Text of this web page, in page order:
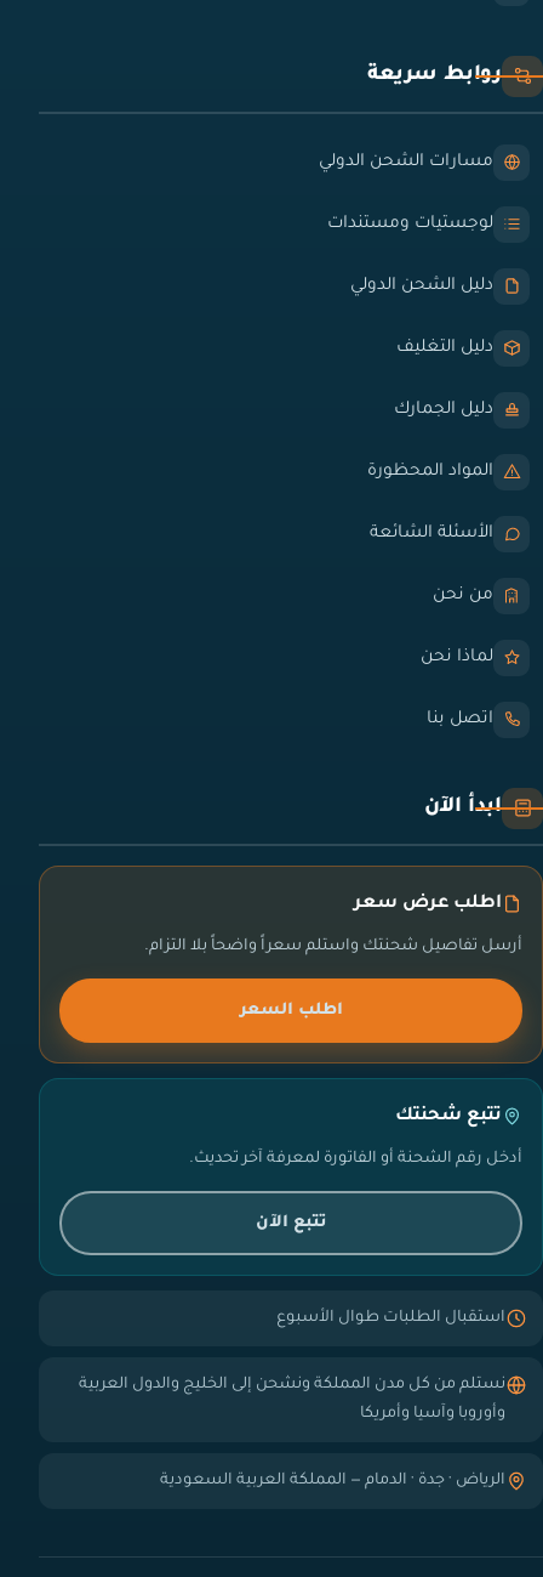
روابط سريعة
مسارات الشحن الدولي
لوجستيات ومستندات
دليل الشحن الدولي
دليل التغليف
دليل الجمارك
المواد المحظورة
الأسئلة الشائعة
من نحن
لماذا نحن
اتصل بنا
ابدأ الآن
اطلب عرض سعر
أرسل تفاصيل شحنتك واستلم سعراً واضحاً بلا التزام.
اطلب السعر
تتبع شحنتك
أدخل رقم الشحنة أو الفاتورة لمعرفة آخر تحديث.
تتبع الآن
استقبال الطلبات طوال الأسبوع
نستلم من كل مدن المملكة ونشحن إلى الخليج والدول العربية
وأوروبا وآسيا وأمريكا
الرياض · جدة · الدمام — المملكة العربية السعودية